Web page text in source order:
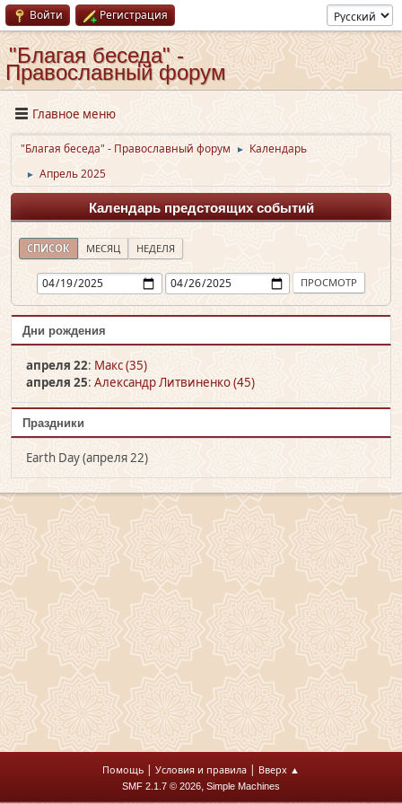
Войти Регистрация
"Благая беседа" -
Православный форум
Главное меню
"Благая беседа" - Православный форум ► Календарь
► Апрель 2025
Календарь предстоящих событий
СПИСОК МЕСЯЦ НЕДЕЛЯ
Дни рождения
апреля 22: Макс (35)
апреля 25: Александр Литвиненко (45)
Праздники
Earth Day (апреля 22)
Помощь | Условия и правила | Вверх ▲
SMF 2.1.7 © 2026, Simple Machines